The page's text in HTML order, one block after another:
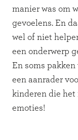
manier was om
gevoelens. En
wel of niet
een onderwerp
En soms
een aanrader
kinderen die het
emoties!